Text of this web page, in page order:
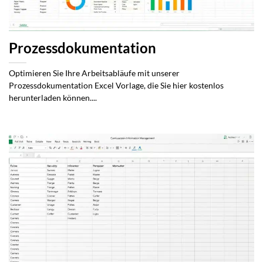
Prozessdokumentation
Optimieren Sie Ihre Arbeitsabläufe mit unserer
Prozessdokumentation Excel Vorlage, die Sie hier kostenlos
herunterladen können....